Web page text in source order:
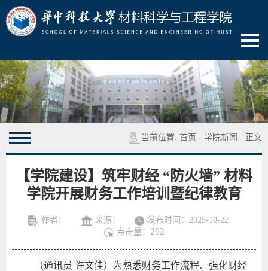
当前位置: 首页 - 学院新闻 - 正文
【学院建设】筑牢财经 “防火墙” 材料
学院开展财务工作培训暨纪律教育
作者： 来源：
发布时间：2025-10-22
点击量： 292
（通讯员 许文佳）为熟悉财务工作流程、强化财经